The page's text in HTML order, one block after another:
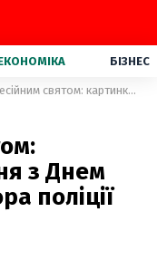
БІЗНЕС
З професійним святом: картинки-привітання з Днем дільничого інспектора поліції
з Днем
поліції